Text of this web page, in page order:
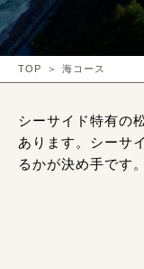
湖コース
クラブ競技
施設案内
TOP 海コース
シーサイド特有の
あります。シーサ
るかが決め手です。